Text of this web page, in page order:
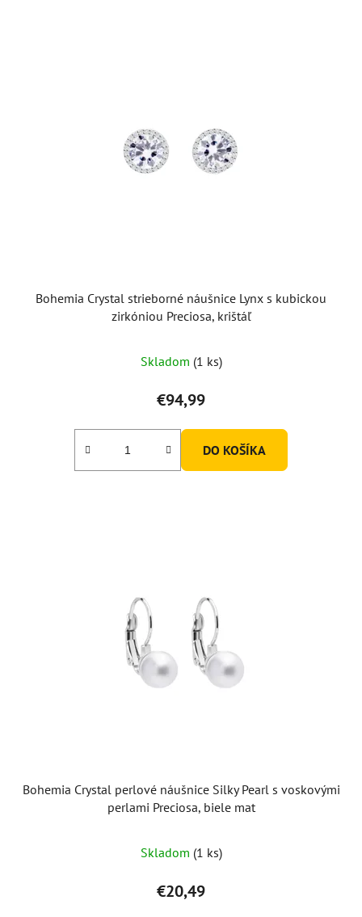
Bohemia Crystal strieborné náušnice Lynx s kubickou
zirkóniou Preciosa, krištáľ
Skladom (1 ks)
€94,99
DO KOŠÍKA
Bohemia Crystal perlové náušnice Silky Pearl s voskovými
perlami Preciosa, biele mat
Skladom (1 ks)
€20,49